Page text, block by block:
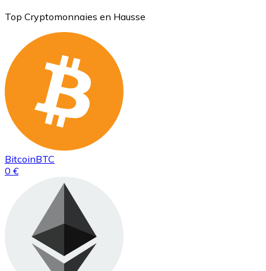
Top Cryptomonnaies en Hausse
BitcoinBTC
0 €